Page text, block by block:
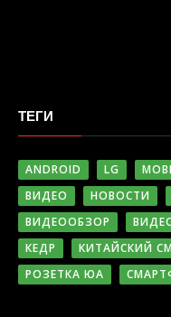
ТЕГИ
ANDROID LG
ВИДЕО
НОВОСТИ
ВИДЕООБЗОР
КЕДР
КИТАЙСКИЙ
РОЗЕТКА ЮА